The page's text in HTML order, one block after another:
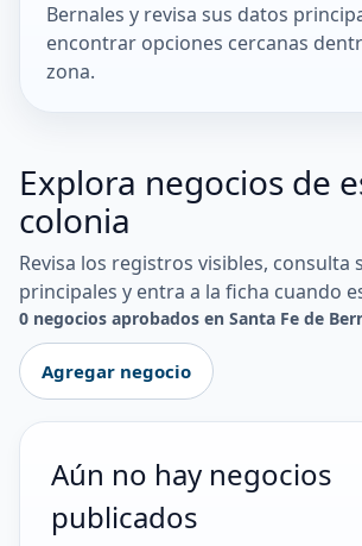
Bernales y revisa sus datos
encontrar opciones cercanas
zona.
Explora negocios de
colonia
Revisa los registros visibles, consulta
principales y entra a la ficha cuando
0 negocios aprobados en Santa Fe de
Agregar negocio
Aún no hay negocios
publicados